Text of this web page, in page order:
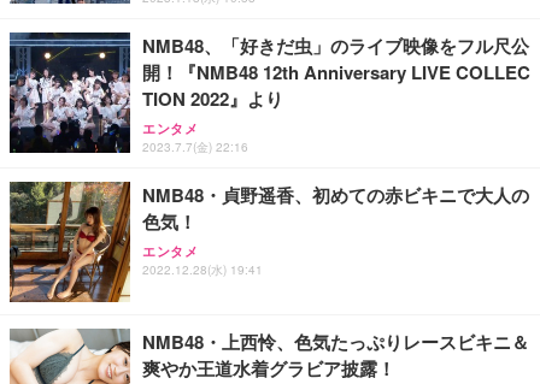
￥4,139
￥34,980
NMB48、「好きだ虫」のライブ映像をフル尺公
開！『NMB48 12th Anniversary LIVE COLLEC
TION 2022』より
エンタメ
2023.7.7(金) 22:16
NMB48・貞野遥香、初めての赤ビキニで大人の
色気！
エンタメ
2022.12.28(水) 19:41
NMB48・上西怜、色気たっぷりレースビキニ＆
爽やか王道水着グラビア披露！